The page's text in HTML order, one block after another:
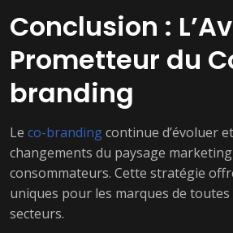
Conclusion :
Prometteur du
branding
Le co-brandingcontinue d’évoluer
changements du paysage
consommateurs. Cette stratégie
uniques pour les marques de
secteurs.